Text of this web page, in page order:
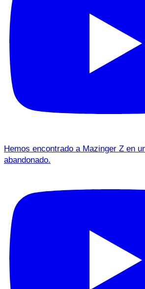
Hemos encontrado a Mazinger Z en
abandonado.